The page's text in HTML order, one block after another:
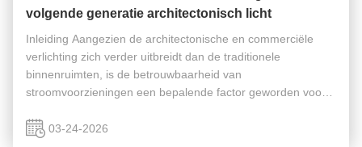
volgende generatie architectonisch licht
Inleiding Aangezien de architectonische en commerciële
verlichting zich verder uitbreidt dan de traditionele
binnenruimten, is de betrouwbaarheid van
stroomvoorzieningen een bepalende factor geworden voor
ontwikkelingen op dit gebied is de ...
03-24-2026